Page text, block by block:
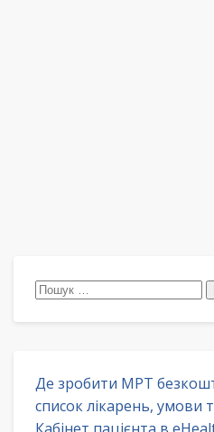
Пошук:
Де зробити МРТ
список лікарень, умови